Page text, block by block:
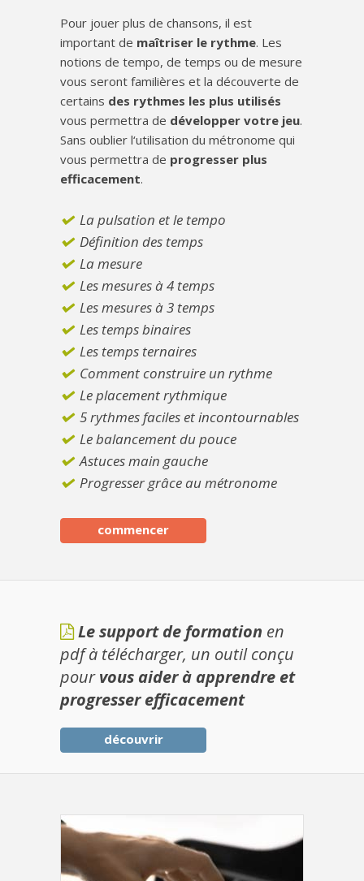
Pour jouer plus de chansons, il est
important de maîtriser le rythme. Les
notions de tempo, de temps ou de mesure
vous seront familières et la découverte de
certains des rythmes les plus utilisés
vous permettra de développer votre jeu.
Sans oublier l‘utilisation du métronome qui
vous permettra de progresser plus
efficacement.
La pulsation et le tempo
Définition des temps
La mesure
Les mesures à 4 temps
Les mesures à 3 temps
Les temps binaires
Les temps ternaires
Comment construire un rythme
Le placement rythmique
5 rythmes faciles et incontournables
Le balancement du pouce
Astuces main gauche
Progresser grâce au métronome
commencer
Le support de formation en
pdf à télécharger, un outil conçu
pourvous aider à apprendre et
progresser efficacement
découvrir